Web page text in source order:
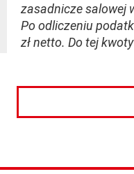
zasadnicze salowej
Po odliczeniu
zł netto. Do tej